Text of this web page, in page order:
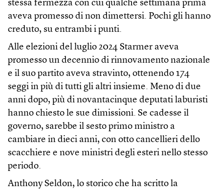
stessa fermezza con cui qualche settimana prima
aveva promesso di non dimettersi. Pochi gli hanno
creduto, su entrambi i punti.
Alle elezioni del luglio 2024 Starmer aveva
promesso un decennio di rinnovamento nazionale
e il suo partito aveva stravinto, ottenendo 174
seggi in più di tutti gli altri insieme. Meno di due
anni dopo, più di novantacinque deputati laburisti
hanno chiesto le sue dimissioni. Se cadesse il
governo, sarebbe il sesto primo ministro a
cambiare in dieci anni, con otto cancellieri dello
scacchiere e nove ministri degli esteri nello stesso
periodo.
Anthony Seldon, lo storico che ha scritto la